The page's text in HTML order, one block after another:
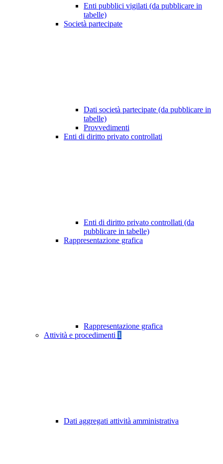
Enti pubblici vigilati (da pubblicare in
tabelle)
Società partecipate
Dati società partecipate (da pubblicare in
tabelle)
Provvedimenti
Enti di diritto privato controllati
Enti di diritto privato controllati (da
pubblicare in tabelle)
Rappresentazione grafica
Rappresentazione grafica
Attività e procedimenti 1
Dati aggregati attività amministrativa